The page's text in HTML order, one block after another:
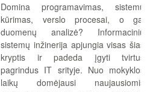
Domina programavimas, sistemų
kūrimas, verslo procesai, o gal
duomenų analizė? Informacinių
sistemų inžinerija apjungia visas šias
kryptis ir padeda įgyti tvirtus
pagrindus IT srityje. Nuo mokyklos
laikų domėjausi naujausiomis